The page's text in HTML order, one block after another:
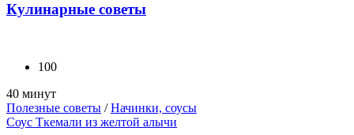
Кулинарные советы
100
40 минут
Полезные советы /Начинки, соусы
Соус Ткемали из желтой алычи